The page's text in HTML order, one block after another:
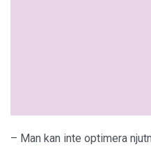
– Man kan inte optimera